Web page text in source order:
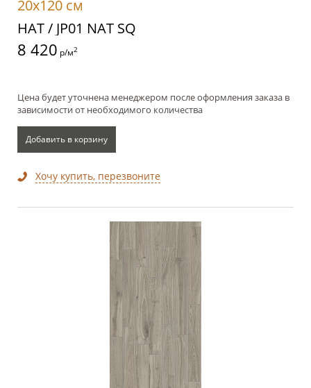
20x120 см
НАТ / JP01 NAT SQ
8 420 р/м2
Цена будет уточнена менеджером после оформления заказа в
зависимости от необходимого количества
Добавить в корзину
Хочу купить, перезвоните